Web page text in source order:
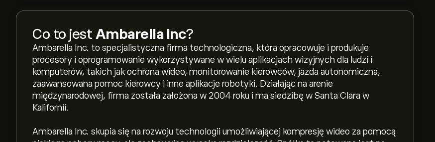
Co to jest Ambarella Inc?
Ambarella Inc. to specjalistyczna firma technologiczna, która opracowuje i produkuje
procesory i oprogramowanie wykorzystywane w wielu aplikacjach wizyjnych dla ludzi i
komputerów, takich jak ochrona wideo, monitorowanie kierowców, jazda autonomiczna,
zaawansowana pomoc kierowcy i inne aplikacje robotyki. Działając na arenie
międzynarodowej, firma została założona w 2004 roku i ma siedzibę w Santa Clara w
Kalifornii.
Ambarella Inc. skupia się na rozwoju technologii umożliwiającej kompresję wideo za pomocą